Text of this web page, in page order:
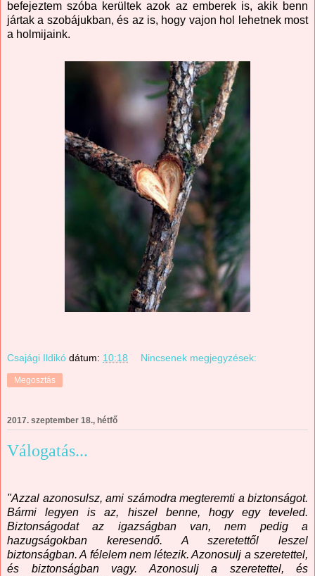
befejeztem szóba kerültek azok az emberek is, akik benn
jártak a szobájukban, és az is, hogy vajon hol lehetnek most
a holmijaink.
Csajági Ildikó dátum: 10:18 Nincsenek megjegyzések:
Megosztás
2017. szeptember 18., hétfő
Válogatás...
"Azzal azonosulsz, ami számodra megteremti a biztonságot.
Bármi legyen is az, hiszel benne, hogy egy teveled.
Biztonságodat az igazságban van, nem pedig a
hazugságokban keresendő. A szeretettől leszel
biztonságban. A félelem nem létezik. Azonosulj a szeretettel,
és biztonságban vagy. Azonosulj a szeretettel, és